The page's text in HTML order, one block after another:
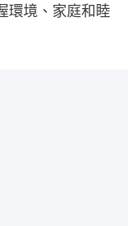
環境、家庭和睦